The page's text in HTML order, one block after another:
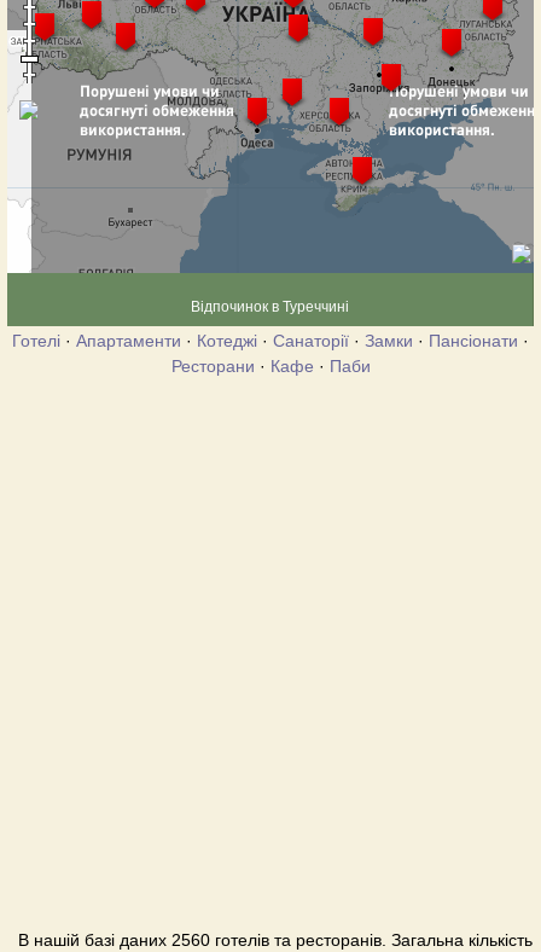
Відпочинок в Туреччині
Готелі · Апартаменти · Котеджі · Санаторії · Замки · Пансіонати ·
Ресторани · Кафе · Паби
В нашій базі даних 2560 готелів та ресторанів. Загальна кількість